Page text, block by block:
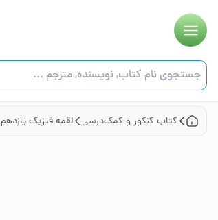
کتاب کنکور و کمک‌درسی لقمه فیزیک یازدهم